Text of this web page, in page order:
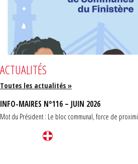
ACTUALITÉS
Toutes les actualités »
INFO-MAIRES N°116 – JUIN 2026
Mot du Président : Le bloc communal, force de